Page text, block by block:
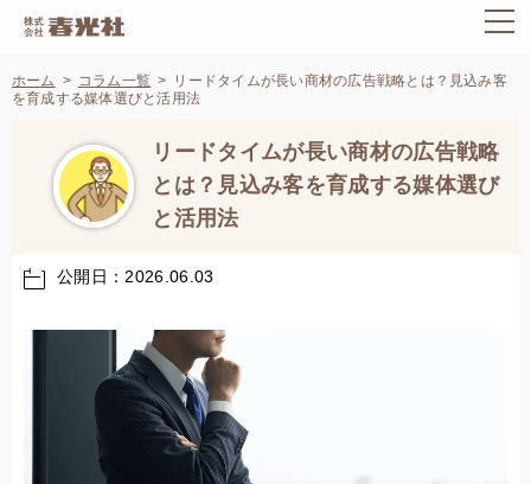
ホーム コラム一覧
リードタイムが長い商材の広告戦略とは？見込み客
を育成する媒体選びと活用法
リードタイムが長い商材の広告戦略
とは？見込み客を育成する媒体選び
と活用法
公開日：2026.06.03